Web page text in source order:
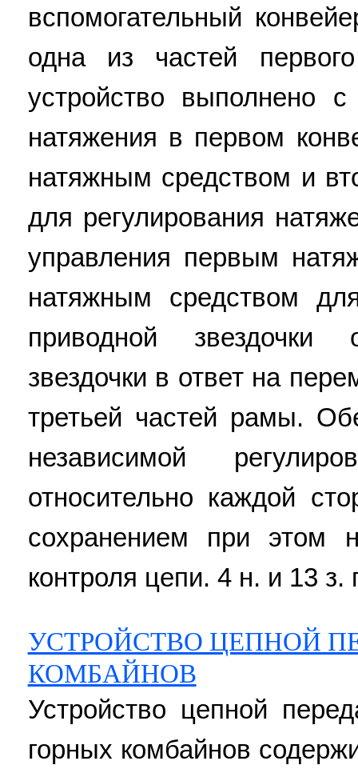
вспомогательный
одна из частей
устройство выполнено
натяжения в первом
натяжным средством и
для регулирования
управления первым
натяжным средством
приводной звездочки
звездочки в ответ на
третьей частей рамы.
независимой
относительно каждой
сохранением при этом
контроля цепи. 4 н. и 13
УСТРОЙСТВО ЦЕПНОЙ
КОМБАЙНОВ
Устройство цепной
горных комбайнов